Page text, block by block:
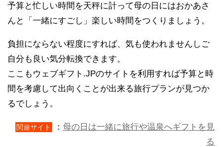
予算と忙しい時間を天秤に計って母の日にはおかあさ
んと「一緒にすごし」楽しい時間をつくりましょう。
負担にならない程度にすれば、気も使われませんしご
自分も良い気分転換できます。
ここもウェブギフト.JPのサイトを利用すれば予算と時
間を考慮して出向くことが出来る旅行プランが見つか
るでしょう。
関連サイト ： 母の日は一緒に旅行や温泉へギフトを見
る